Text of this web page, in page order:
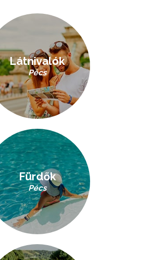
Látnivalók
Pécs
Fürdők
Pécs